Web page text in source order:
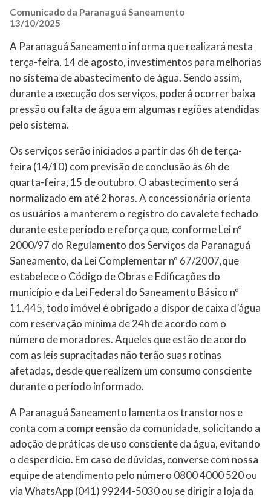
Comunicado da Paranaguá Saneamento
13/10/2025
A Paranaguá Saneamento informa que realizará nesta
terça-feira, 14 de agosto, investimentos para melhorias
no sistema de abastecimento de água. Sendo assim,
durante a execução dos serviços, poderá ocorrer baixa
pressão ou falta de água em algumas regiões atendidas
pelo sistema.
Os serviços serão iniciados a partir das 6h de terça-
feira (14/10) com previsão de conclusão às 6h de
quarta-feira, 15 de outubro. O abastecimento será
normalizado em até 2 horas. A concessionária orienta
os usuários a manterem o registro do cavalete fechado
durante este período e reforça que, conforme Lei nº
2000/97 do Regulamento dos Serviços da Paranaguá
Saneamento, da Lei Complementar nº 67/2007,que
estabelece o Código de Obras e Edificações do
município e da Lei Federal do Saneamento Básico nº
11.445, todo imóvel é obrigado a dispor de caixa d’água
com reservação mínima de 24h de acordo com o
número de moradores. Aqueles que estão de acordo
com as leis supracitadas não terão suas rotinas
afetadas, desde que realizem um consumo consciente
durante o período informado.
A Paranaguá Saneamento lamenta os transtornos e
conta com a compreensão da comunidade, solicitando a
adoção de práticas de uso consciente da água, evitando
o desperdício. Em caso de dúvidas, converse com nossa
equipe de atendimento pelo número 0800 4000 520 ou
via WhatsApp (041) 99244-5030 ou se dirigir a loja da